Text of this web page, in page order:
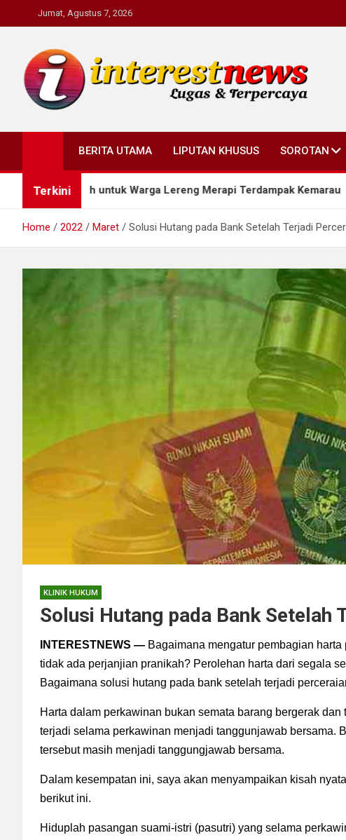
to
Jumat, Agustus 7, 2026
Interestnews.or.id
BERITA UTAMA LIPUTAN KHUSUS SOROTAN
Terkini
untuk Warga Lereng Merapi Terdampak Kemarau
Home 2022 Maret Solusi Hutang pada Bank Setelah Terjadi
KLINIK HUKUM
Solusi Hutang pada Bank Setelah
INTERESTNEWS — Bagaimana mengatur pembagian
tidak ada perjanjian pranikah? Perolehan harta dari segala
Bagaimana solusi hutang pada bank setelah terjadi
Harta dalam perkawinan bukan semata barang bergerak
terjadi selama perkawinan menjadi tanggunjawab bersama.
tersebut masih menjadi tanggungjawab bersama.
Dalam kesempatan ini, saya akan menyampaikan kisah
berikut ini.
Hiduplah pasangan suami-istri (pasutri) yang selama